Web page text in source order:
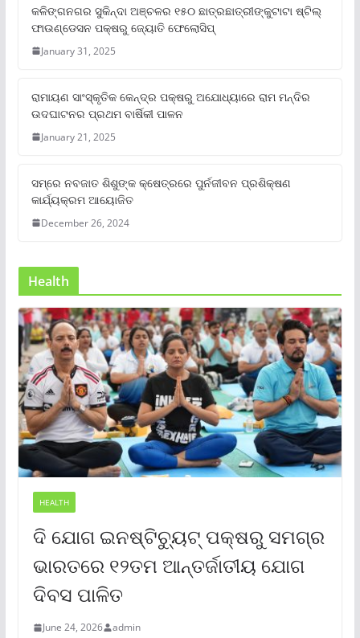
କଳିଙ୍ଗନଗର ସୁକିନ୍ଦା ଅଞ୍ଚଳର ୧୫୦ ଛାତ୍ରଛାତ୍ରୀଙ୍କୁଟାଟା ଷ୍ଟିଲ୍
ଫାଉଣ୍ଡେସନ ପକ୍ଷରୁ ଜ୍ୟୋତି ଫେଲୋସିପ୍‌
January 31, 2025
ରାମାୟଣ ସାଂସ୍କୃତିକ କେନ୍ଦ୍ର ପକ୍ଷରୁ ଅଯୋଧ୍ୟାରେ ରାମ ମନ୍ଦିର
ଉଦଘାଟନର ପ୍ରଥମ ବାର୍ଷିକୀ ପାଳନ
January 21, 2025
ସମ୍‌ରେ ନବଜାତ ଶିଶୁଙ୍କ କ୍ଷେତ୍ରରେ ପୁର୍ନଜୀବନ ପ୍ରଶିକ୍ଷଣ
କାର୍ଯ୍ୟକ୍ରମ ଆୟୋଜିତ
December 26, 2024
Health
HEALTH
ଦି ଯୋଗ ଇନଷ୍ଟିଚ୍ୟୁଟ୍ ପକ୍ଷରୁ ସମଗ୍ର
ଭାରତରେ ୧୨ତମ ଆନ୍ତର୍ଜାତୀୟ ଯୋଗ
ଦିବସ ପାଳିତ
June 24, 2026 admin